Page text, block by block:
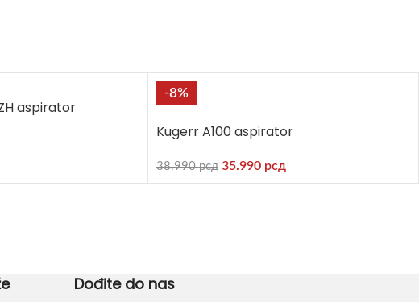
aspirator
-8%
Kugerr A100 aspirator
38.990рсд 35.990 рсд
Dođite do nas